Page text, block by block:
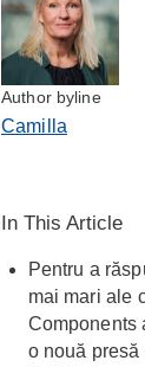
Author byline
Camilla
In This Article
Pentru a
mai mari ale
Components
o nouă presă